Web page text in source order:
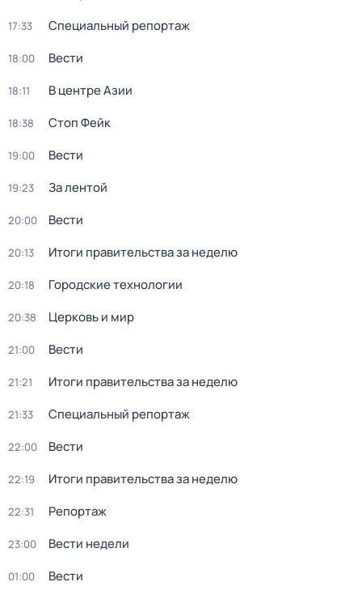
17:33 Специальный репортаж
18:00 Вести
18:11 В центре Азии
18:38 Стоп Фейк
19:00 Вести
19:23 За лентой
20:00 Вести
20:13 Итоги правительства за неделю
20:18 Городские технологии
20:38 Церковь и мир
21:00 Вести
21:21 Итоги правительства за неделю
21:33 Специальный репортаж
22:00 Вести
22:19 Итоги правительства за неделю
22:31 Репортаж
23:00 Вести недели
01:00 Вести